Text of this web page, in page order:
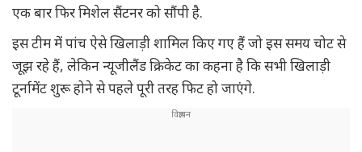
एक बार फिर मिशेल सैंटनर को सौंपी है.
इस टीम में पांच ऐसे खिलाड़ी शामिल किए गए हैं जो इस समय चोट से
जूझ रहे हैं, लेकिन न्यूजीलैंड क्रिकेट का कहना है कि सभी खिलाड़ी
टूर्नामेंट शुरू होने से पहले पूरी तरह फिट हो जाएंगे.